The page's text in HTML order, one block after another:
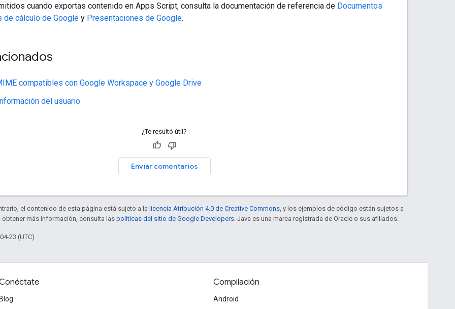
cuando exportas contenido en Apps Script, consulta la documentación de referencia de Documentos
de cálculo de Google y Presentaciones de Google.
compatibles con Google Workspace y Google Drive
del usuario
¿Te resultó útil?
Enviar comentarios
el contenido de esta página está sujeto a la licencia Atribución 4.0 de Creative Commons , y los ejemplos de código están sujetos a
obtener más información, consulta las políticas del sitio de Google Developers . Java es una marca registrada de Oracle o sus afiliados.
23 (UTC)
Blog
Compilación
Android